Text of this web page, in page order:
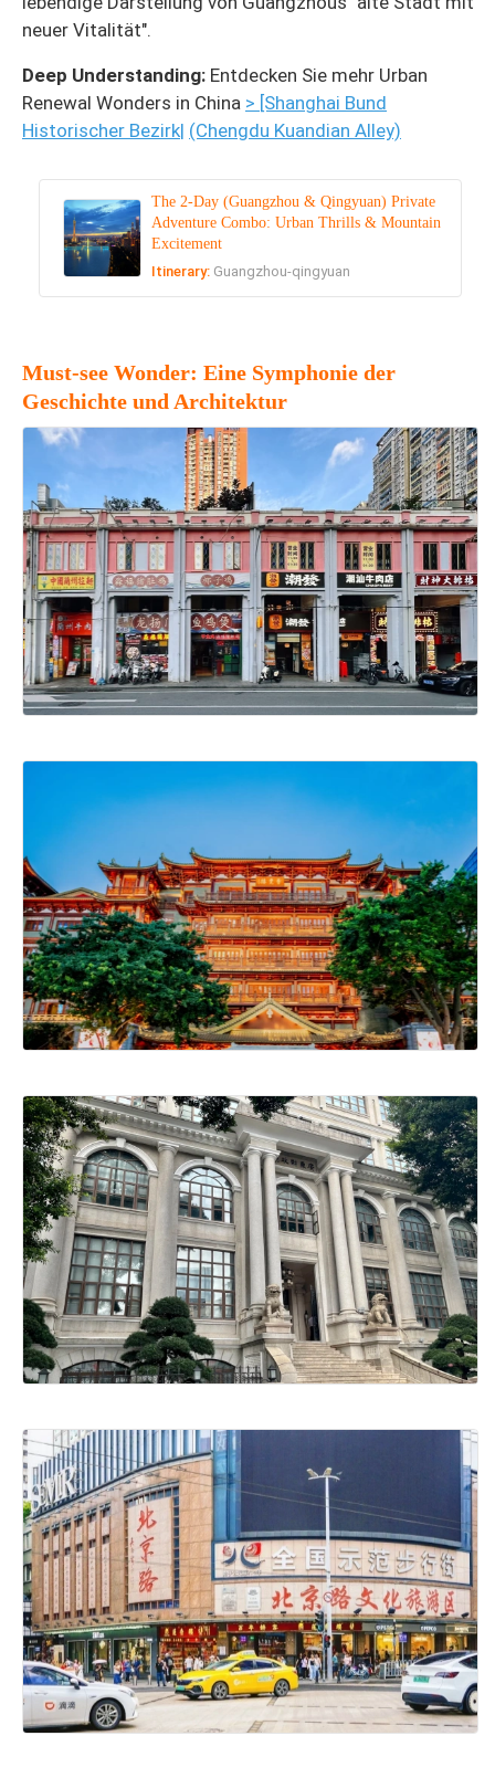
neuer Vitalität".
Deep Understanding: Entdecken Sie mehr Urban
Renewal Wonders in China > [Shanghai Bund
Historischer Bezirk| (Chengdu Kuandian Alley)
The 2-Day (Guangzhou & Qingyuan) Private
Adventure Combo: Urban Thrills & Mountain
Excitement
Itinerary: Guangzhou-qingyuan
Must-see Wonder: Eine Symphonie der
Geschichte und Architektur